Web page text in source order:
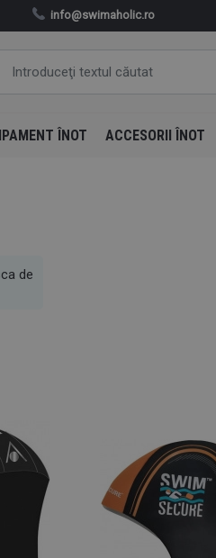
info@swimaholic.ro
ÎNOT ACCESORII ÎNOT
de